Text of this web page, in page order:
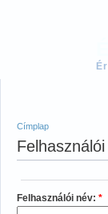
Címplap
Felhasználói név: *